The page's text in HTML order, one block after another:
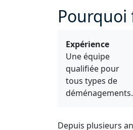
Pourquoi
Expérience
Une équipe
qualifiée pour
tous types de
déménagements.
Depuis plusieurs